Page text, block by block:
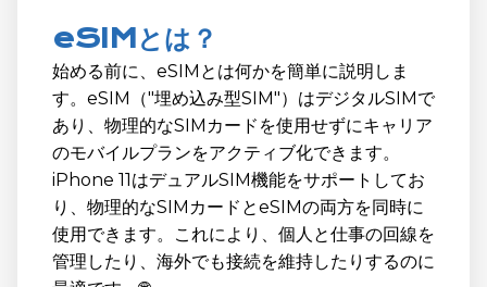
eSIMとは？
始める前に、eSIMとは何かを簡単に説明しま
す。eSIM（"埋め込み型SIM"）はデジタルSIMで
あり、物理的なSIMカードを使用せずにキャリア
のモバイルプランをアクティブ化できます。
iPhone 11はデュアルSIM機能をサポートしてお
り、物理的なSIMカードとeSIMの両方を同時に
使用できます。これにより、個人と仕事の回線を
管理したり、海外でも接続を維持したりするのに